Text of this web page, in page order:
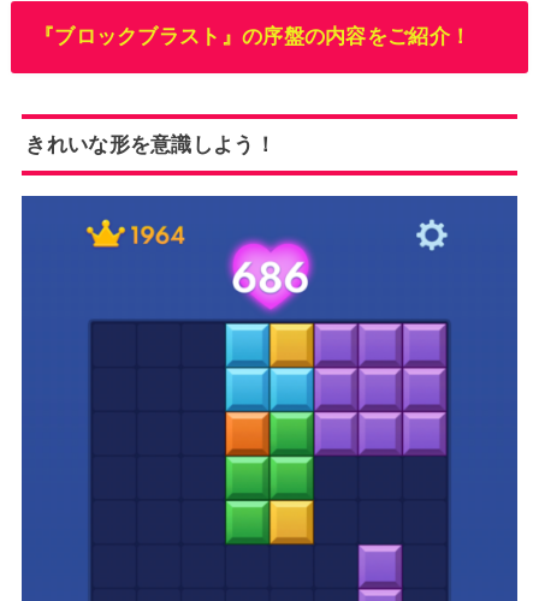
『ブロックブラスト』の序盤の内容をご紹介！
きれいな形を意識しよう！